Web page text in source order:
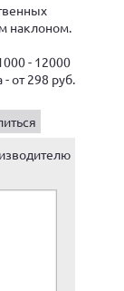
наклоном.
- 12000
от 298 руб.